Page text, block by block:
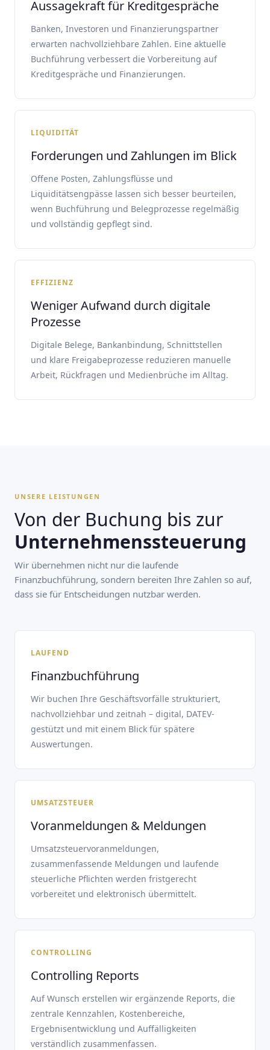
Aussagekraft für Kreditgespräche
Banken, Investoren und Finanzierungspartner
erwarten nachvollziehbare Zahlen. Eine aktuelle
Buchführung verbessert die Vorbereitung auf
Kreditgespräche und Finanzierungen.
LIQUIDITÄT
Forderungen und Zahlungen im Blick
Offene Posten, Zahlungsflüsse und
Liquiditätsengpässe lassen sich besser beurteilen,
wenn Buchführung und Belegprozesse regelmäßig
und vollständig gepflegt sind.
EFFIZIENZ
Weniger Aufwand durch digitale
Prozesse
Digitale Belege, Bankanbindung, Schnittstellen
und klare Freigabeprozesse reduzieren manuelle
Arbeit, Rückfragen und Medienbrüche im Alltag.
UNSERE LEISTUNGEN
Von der Buchung bis zur
Unternehmenssteuerung
Wir übernehmen nicht nur die laufende
Finanzbuchführung, sondern bereiten Ihre Zahlen so auf,
dass sie für Entscheidungen nutzbar werden.
LAUFEND
Finanzbuchführung
Wir buchen Ihre Geschäftsvorfälle strukturiert,
nachvollziehbar und zeitnah – digital, DATEV-
gestützt und mit einem Blick für spätere
Auswertungen.
UMSATZSTEUER
Voranmeldungen & Meldungen
Umsatzsteuervoranmeldungen,
zusammenfassende Meldungen und laufende
steuerliche Pflichten werden fristgerecht
vorbereitet und elektronisch übermittelt.
CONTROLLING
Controlling Reports
Auf Wunsch erstellen wir ergänzende Reports, die
zentrale Kennzahlen, Kostenbereiche,
Ergebnisentwicklung und Auffälligkeiten
verständlich zusammenfassen.